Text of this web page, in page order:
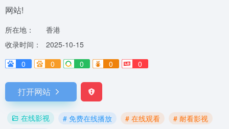
网站!
所在地：
香港
收录时间：
2025-10-15
0
0 0 0 0
打开网站
在线影视 # 免费在线播放 # 在线观看
# 耐看影视